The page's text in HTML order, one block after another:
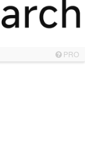
PRO